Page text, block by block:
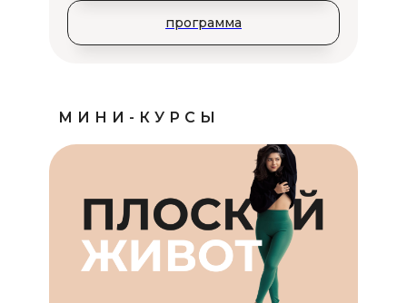
программа
МИНИ-КУРСЫ